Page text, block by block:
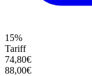
15%
Tariff
74,80€
88,00€